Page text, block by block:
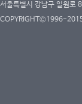
서울특별시 강남구 일원
COPYRIGHT©1996-2015